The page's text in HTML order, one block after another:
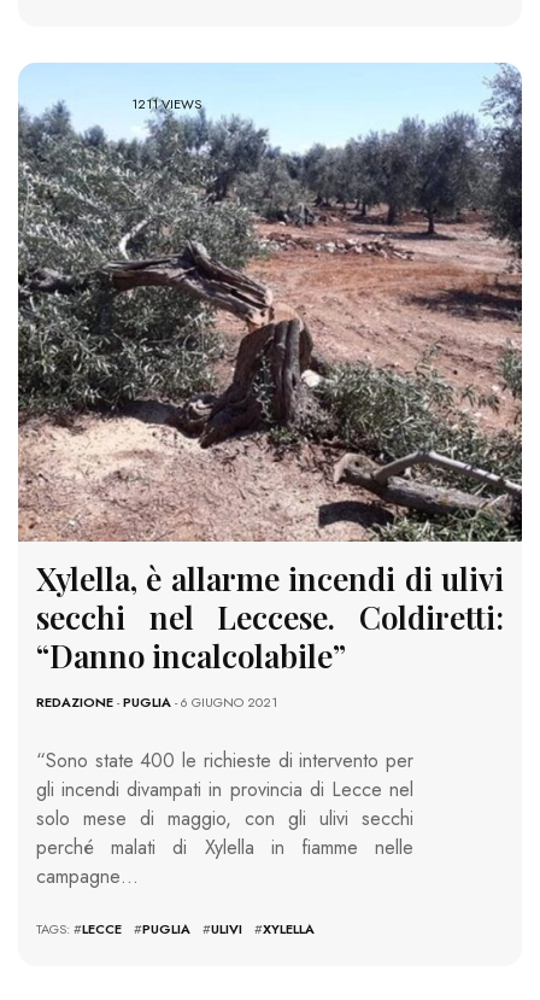
1211 VIEWS
Xylella, è allarme incendi di ulivi
secchi nel Leccese. Coldiretti:
“Danno incalcolabile”
REDAZIONE-PUGLIA- 6 GIUGNO 2021
“Sono state 400 le richieste di intervento per
gli incendi divampati in provincia di Lecce nel
solo mese di maggio, con gli ulivi secchi
perché malati di Xylella in fiamme nelle
campagne…
TAGS: #LECCE #PUGLIA #ULIVI #XYLELLA